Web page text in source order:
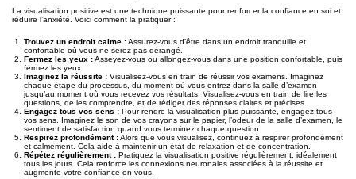
La visualisation positive est une technique puissante pour renforcer la confiance en soi et
réduire l’anxiété. Voici comment la pratiquer :
Trouvez un endroit calme :Assurez-vous d’être dans un endroit tranquille et
confortable où vous ne serez pas dérangé.
Fermez les yeux :Asseyez-vous ou allongez-vous dans une position confortable, puis
fermez les yeux.
Imaginez la réussite : Visualisez-vous en train de réussir vos examens. Imaginez
chaque étape du processus, du moment où vous entrez dans la salle d’examen
jusqu’au moment où vous recevez vos résultats. Visualisez-vous en train de lire les
questions, de les comprendre, et de rédiger des réponses claires et précises.
Engagez tous vos sens : Pour rendre la visualisation plus puissante, engagez tous
vos sens. Imaginez le son de vos crayons sur le papier, l’odeur de la salle d’examen, le
sentiment de satisfaction quand vous terminez chaque question.
Respirez profondément :Alors que vous visualisez, continuez à respirer profondément
et calmement. Cela aide à maintenir un état de relaxation et de concentration.
Répétez régulièrement : Pratiquez la visualisation positive régulièrement, idéalement
tous les jours. Cela renforce les connexions neuronales associées à la réussite et
augmente votre confiance en vous.